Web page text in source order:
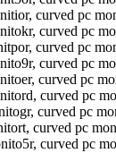
curved pc
curved pc
curved pc
curved pc
curved pc
curved pc
curved pc
curved pc
curved pc